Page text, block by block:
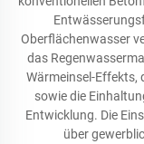
Oberflächenwasser
das
Wärmeinsel-Effekts,
sowie die
Entwicklung. Die
über